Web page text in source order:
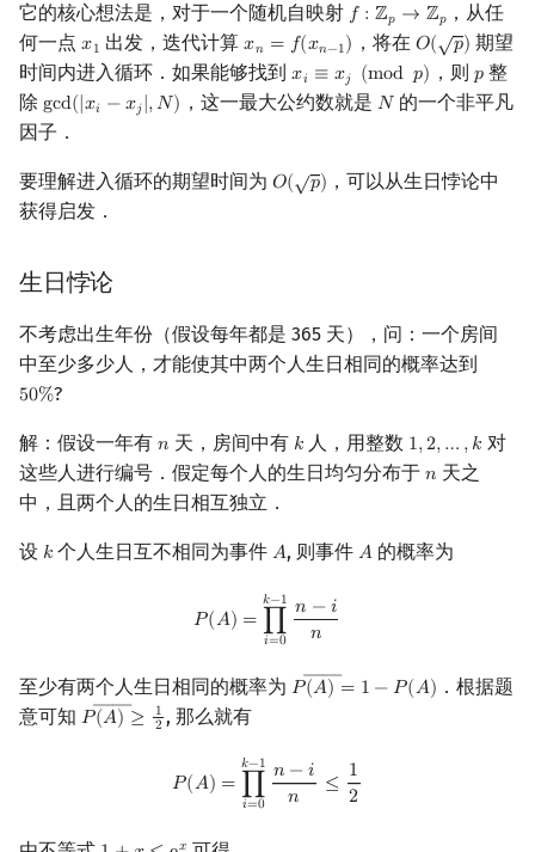
图上随机游走
它的核心想法是，对于一个随机自映射 𝑓 : ℤ𝑝 → ℤ𝑝
f: Z p→ Zp
，从任
何一点 𝑥1
x1 出发，迭代计算𝑥𝑛 = 𝑓(𝑥𝑛−1)
xn =f( xn−1) ，将在 𝑂( √𝑝)
O(p)
期望
时间内进入循环．如果能够找到 𝑥𝑖 ≡ 𝑥𝑗 (mod 𝑝)
xi≡xj (modp) ，则 𝑝
p整
除 gcd(|𝑥𝑖 −𝑥𝑗|,𝑁)
gcd( |xi −x |,N) ，这一最大公约数就是 𝑁
N的一个非平凡
因子．
要理解进入循环的期望时间为 𝑂( √𝑝)
O(p)
，可以从生日悖论中
获得启发．
生日悖论
不考虑出生年份（假设每年都是 365 天），问：一个房间
中至少多少人，才能使其中两个人生日相同的概率达到
50%
50%?
解：假设一年有 𝑛
n 天，房间中有 𝑘
k人，用整数 1,2,… ,𝑘
1,2,…,k
对
这些人进行编号．假定每个人的生日均匀分布于 𝑛
n 天之
中，且两个人的生日相互独立．
设 𝑘
k 个人生日互不相同为事件𝐴
A, 则事件𝐴
A 的概率为
𝑃(𝐴) =
𝑘−1
∏
𝑖=0
𝑛−𝑖
𝑛
=0k− 1n −i n
至少有两个人生日相同的概率为 𝑃(
――
𝐴) = 1 −𝑃(𝐴)
P(A―) =1− P (A )
．根据题
意可知 𝑃(
――
𝐴) ≥ 1
2
P(A―) ≥12 , 那么就有
𝑃(𝐴) =
𝑘−1
∏
𝑖=0
𝑛−𝑖
𝑛
≤ 1
2
i=0k −1 n−i 2